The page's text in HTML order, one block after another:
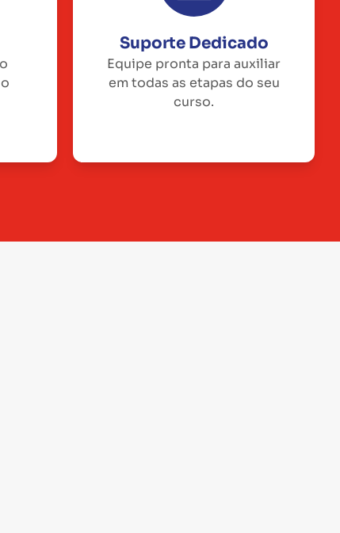
Suporte Dedicado
Equipe pronta para auxiliar
em todas as etapas do seu
curso.